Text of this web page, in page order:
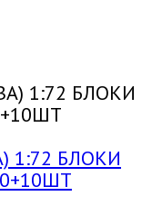
1:72 БЛОКИ